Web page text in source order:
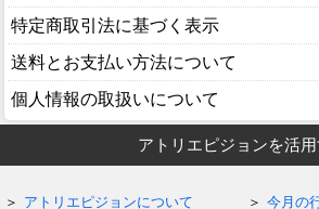
特定商取引法に基づく表示
送料とお支払い方法について
個人情報の取扱いについて
アトリエピジョンを活用
アトリエピジョンについて 今月の